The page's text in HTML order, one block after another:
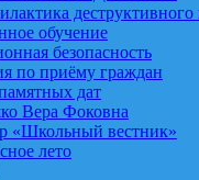
обучение
безопасность
по приёму граждан
дат
Вера Фоковна
«Школьный вестник»
лето